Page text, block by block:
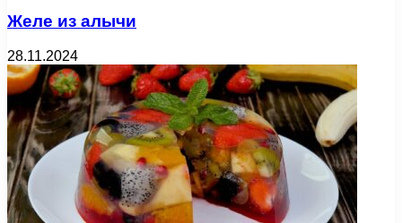
Желе из алычи
28.11.2024